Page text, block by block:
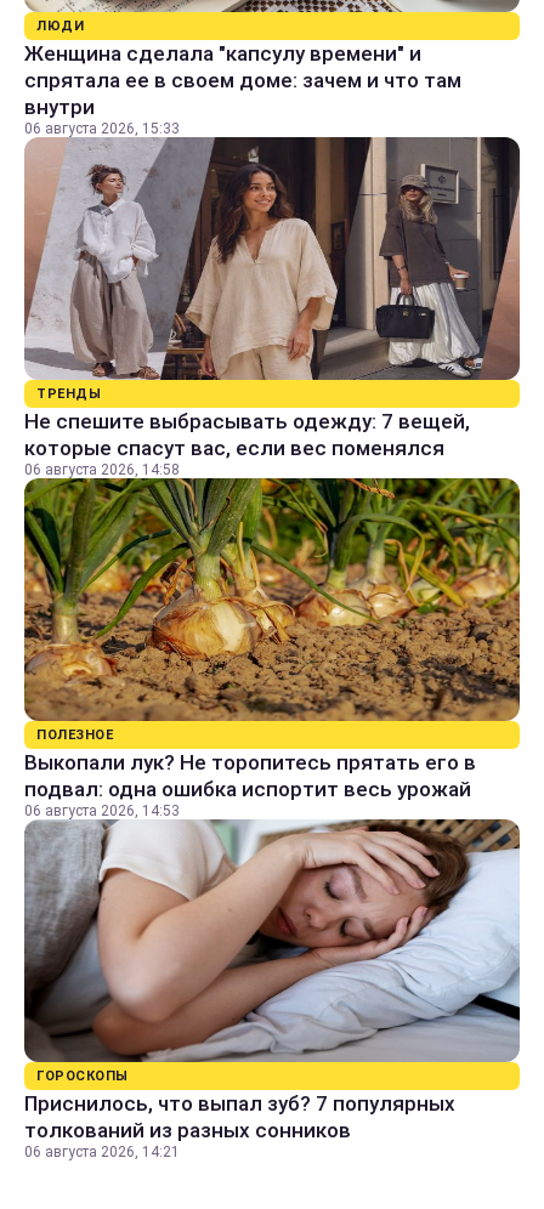
ЛЮДИ
Женщина сделала "капсулу времени" и
спрятала ее в своем доме: зачем и что там
внутри
06 августа 2026, 15:33
ТРЕНДЫ
Не спешите выбрасывать одежду: 7 вещей,
которые спасут вас, если вес поменялся
06 августа 2026, 14:58
ПОЛЕЗНОЕ
Выкопали лук? Не торопитесь прятать его в
подвал: одна ошибка испортит весь урожай
06 августа 2026, 14:53
ГОРОСКОПЫ
Приснилось, что выпал зуб? 7 популярных
толкований из разных сонников
06 августа 2026, 14:21